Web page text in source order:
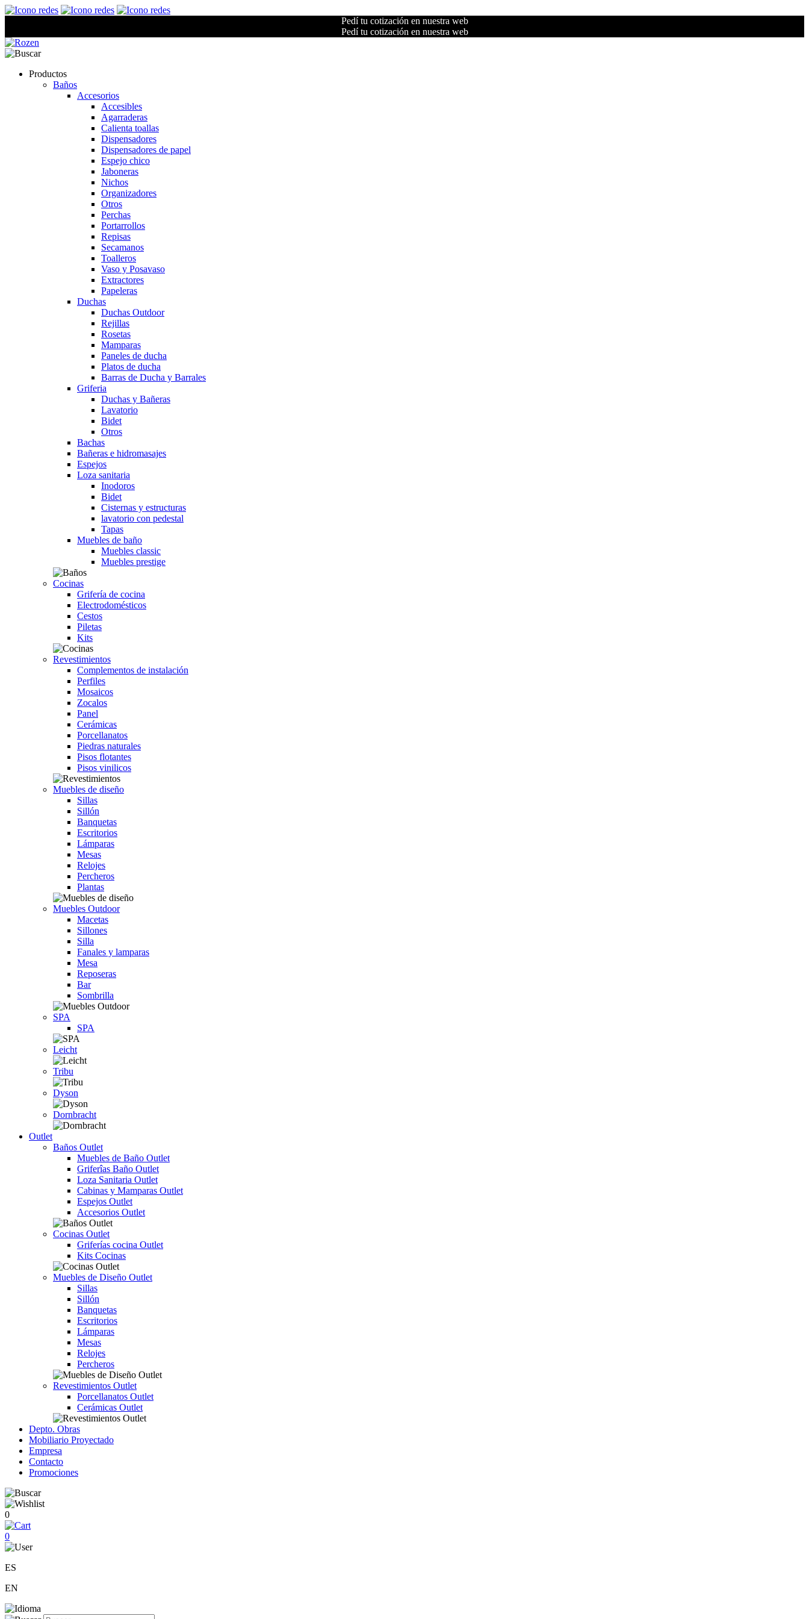
Pedí tu cotización en nuestra web
Pedí tu cotización en nuestra web
Productos
Baños
Accesorios
Accesibles
Agarraderas
Calienta toallas
Dispensadores
Dispensadores de papel
Espejo chico
Jaboneras
Nichos
Organizadores
Otros
Perchas
Portarrollos
Repisas
Secamanos
Toalleros
Vaso y Posavaso
Extractores
Papeleras
Duchas
Duchas Outdoor
Rejillas
Rosetas
Mamparas
Paneles de ducha
Platos de ducha
Barras de Ducha y Barrales
Griferia
Duchas y Bañeras
Lavatorio
Bidet
Otros
Bachas
Bañeras e hidromasajes
Espejos
Loza sanitaria
Inodoros
Bidet
Cisternas y estructuras
lavatorio con pedestal
Tapas
Muebles de baño
Muebles classic
Muebles prestige
Cocinas
Grifería de cocina
Electrodomésticos
Cestos
Piletas
Kits
Revestimientos
Complementos de instalación
Perfiles
Mosaicos
Zocalos
Panel
Cerámicas
Porcellanatos
Piedras naturales
Pisos flotantes
Pisos vinilicos
Muebles de diseño
Sillas
Sillón
Banquetas
Escritorios
Lámparas
Mesas
Relojes
Percheros
Plantas
Muebles Outdoor
Macetas
Sillones
Silla
Fanales y lamparas
Mesa
Reposeras
Bar
Sombrilla
SPA
SPA
Leicht
Tribu
Dyson
Dornbracht
Outlet
Baños Outlet
Muebles de Baño Outlet
Griferîas Baño Outlet
Loza Sanitaria Outlet
Cabinas y Mamparas Outlet
Espejos Outlet
Accesorios Outlet
Cocinas Outlet
Griferías cocina Outlet
Kits Cocinas
Muebles de Diseño Outlet
Sillas
Sillón
Banquetas
Escritorios
Lámparas
Mesas
Relojes
Percheros
Revestimientos Outlet
Porcellanatos Outlet
Cerámicas Outlet
Depto. Obras
Mobiliario Proyectado
Empresa
Contacto
Promociones
0
0
ES
EN